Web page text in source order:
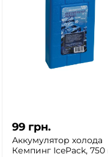
99 грн.
Аккумулятор холода
Кемпинг IcePack, 750